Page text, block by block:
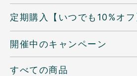
定期購入【いつでも10%オフ
開催中のキャンペーン
すべての商品